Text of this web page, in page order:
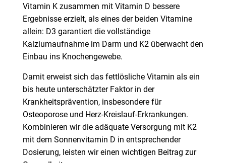
Vitamin K zusammen mit Vitamin D bessere
Ergebnisse erzielt, als eines der beiden Vitamine
allein: D3 garantiert die vollständige
Kalziumaufnahme im Darm und K2 überwacht den
Einbau ins Knochengewebe.
Damit erweist sich das fettlösliche Vitamin als ein
bis heute unterschätzter Faktor in der
Krankheitsprävention, insbesondere für
Osteoporose und Herz-Kreislauf-Erkrankungen.
Kombinieren wir die adäquate Versorgung mit K2
mit dem Sonnenvitamin D in entsprechender
Dosierung, leisten wir einen wichtigen Beitrag zur